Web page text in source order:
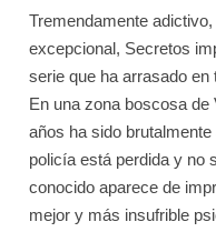
Tremendamente
excepcional, Secretos
serie que ha arrasado en
En una zona boscosa
años ha sido
policía está perdida y no
conocido aparece de
mejor y más insufrible